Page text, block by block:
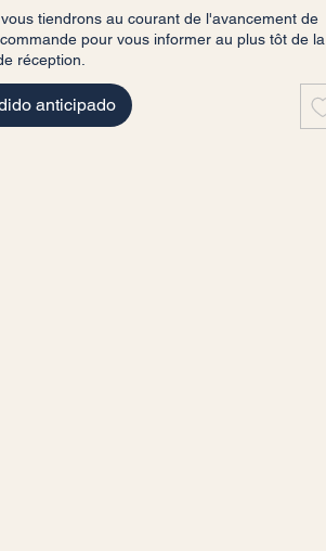
tiendrons au courant de l'avancement de
pour vous informer au plus tôt de la
réception.
anticipado